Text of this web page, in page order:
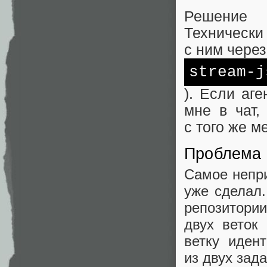
Решение
с ним
stream-
). Если
мне в
с того же
Проблема
Самое
уже
двух
ветку
из двух